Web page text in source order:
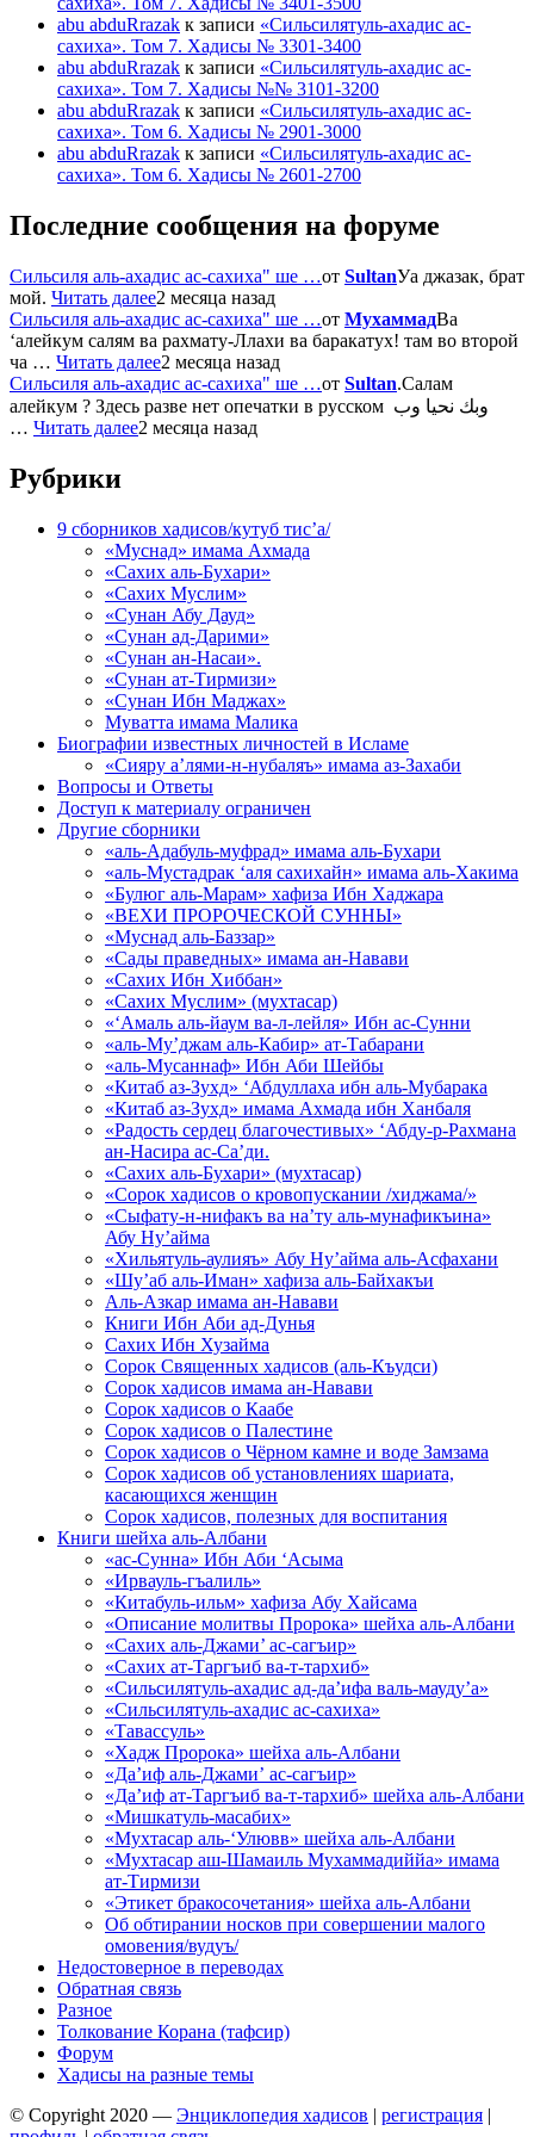
abu abduRrazak к записи «Сильсилятуль-ахадис ас-
сахиха». Том 7. Хадисы № 3301-3400
abu abduRrazak к записи «Сильсилятуль-ахадис ас-
сахиха». Том 7. Хадисы №№ 3101-3200
abu abduRrazak к записи «Сильсилятуль-ахадис ас-
сахиха». Том 6. Хадисы № 2901-3000
abu abduRrazak к записи «Сильсилятуль-ахадис ас-
сахиха». Том 6. Хадисы № 2601-2700
Последние сообщения на форуме
Сильсиля аль-ахадис ас-сахиха" ше …от SultanУа джазак, брат
мой. Читать далее2 месяца назад
Сильсиля аль-ахадис ас-сахиха" ше …от МухаммадВа
‘алейкум салям ва рахмату-Ллахи ва баракатух! там во второй
ча … Читать далее2 месяца назад
Сильсиля аль-ахадис ас-сахиха" ше …от Sultan.Салам
алейкум ? Здесь разве нет опечатки в русском وبك نحيا وب
… Читать далее2 месяца назад
Рубрики
9 сборников хадисов/кутуб тис’а/
«Муснад» имама Ахмада
«Сахих аль-Бухари»
«Сахих Муслим»
«Сунан Абу Дауд»
«Сунан ад-Дарими»
«Сунан ан-Насаи».
«Сунан ат-Тирмизи»
«Сунан Ибн Маджах»
Муватта имама Малика
Биографии известных личностей в Исламе
«Сияру а’лями-н-нубаляъ» имама аз-Захаби
Вопросы и Ответы
Доступ к материалу ограничен
Другие сборники
«аль-Адабуль-муфрад» имама аль-Бухари
«аль-Мустадрак ‘аля сахихайн» имама аль-Хакима
«Булюг аль-Марам» хафиза Ибн Хаджара
«ВЕХИ ПРОРОЧЕСКОЙ СУННЫ»
«Муснад аль-Баззар»
«Сады праведных» имама ан-Навави
«Сахих Ибн Хиббан»
«Сахих Муслим» (мухтасар)
«‘Амаль аль-йаум ва-л-лейля» Ибн ас-Сунни
«аль-Му’джам аль-Кабир» ат-Табарани
«аль-Мусаннаф» Ибн Аби Шейбы
«Китаб аз-Зухд» ‘Абдуллаха ибн аль-Мубарака
«Китаб аз-Зухд» имама Ахмада ибн Ханбаля
«Радость сердец благочестивых» ‘Абду-р-Рахмана
ан-Насира ас-Са’ди.
«Сахих аль-Бухари» (мухтасар)
«Сорок хадисов о кровопускании /хиджама/»
«Сыфату-н-нифакъ ва на’ту аль-мунафикъина»
Абу Ну’айма
«Хильятуль-аулияъ» Абу Ну’айма аль-Асфахани
«Шу’аб аль-Иман» хафиза аль-Байхакъи
Аль-Азкар имама ан-Навави
Книги Ибн Аби ад-Дунья
Сахих Ибн Хузайма
Сорок Священных хадисов (аль-Къудси)
Сорок хадисов имама ан-Навави
Сорок хадисов о Каабе
Сорок хадисов о Палестине
Сорок хадисов о Чёрном камне и воде Замзама
Сорок хадисов об установлениях шариата,
касающихся женщин
Сорок хадисов, полезных для воспитания
Книги шейха аль-Албани
«ас-Сунна» Ибн Аби ‘Асыма
«Ирвауль-гъалиль»
«Китабуль-ильм» хафиза Абу Хайсама
«Описание молитвы Пророка» шейха аль-Албани
«Сахих аль-Джами’ ас-сагъир»
«Сахих ат-Таргъиб ва-т-тархиб»
«Сильсилятуль-ахадис ад-да’ифа валь-мауду’а»
«Сильсилятуль-ахадис ас-сахиха»
«Тавассуль»
«Хадж Пророка» шейха аль-Албани
«Да’иф аль-Джами’ ас-сагъир»
«Да’иф ат-Таргъиб ва-т-тархиб» шейха аль-Албани
«Мишкатуль-масабих»
«Мухтасар аль-‘Улювв» шейха аль-Албани
«Мухтасар аш-Шамаиль Мухаммадиййа» имама
ат-Тирмизи
«Этикет бракосочетания» шейха аль-Албани
Об обтирании носков при совершении малого
омовения/вудуъ/
Недостоверное в переводах
Обратная связь
Разное
Толкование Корана (тафсир)
Форум
Хадисы на разные темы
© Copyright 2020 — Энциклопедия хадисов | регистрация |